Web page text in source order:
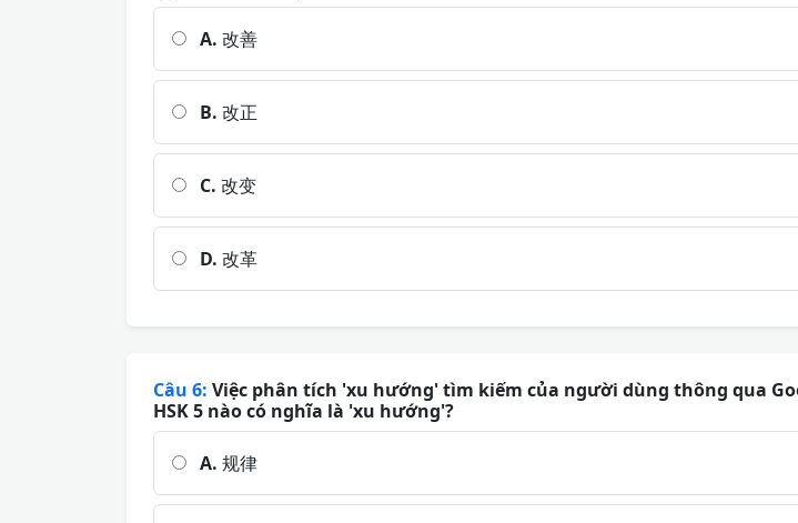
A. 改善
B. 改正
C. 改变
D. 改革
Câu 6: Việc phân tích 'xu hướng' tìm kiếm của người dùng thông qua
HSK 5 nào có nghĩa là 'xu hướng'?
A. 规律